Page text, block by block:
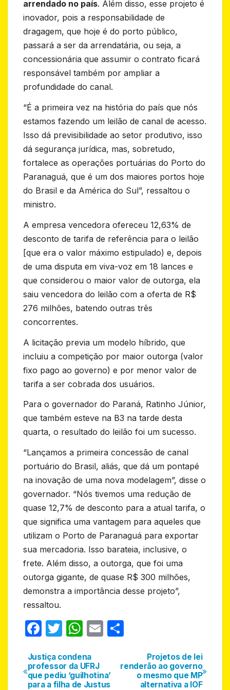
arrendado no país. Além disso, esse projeto é
inovador, pois a responsabilidade de
dragagem, que hoje é do porto público,
passará a ser da arrendatária, ou seja, a
concessionária que assumir o contrato ficará
responsável também por ampliar a
profundidade do canal.
“É a primeira vez na história do país que nós
estamos fazendo um leilão de canal de acesso.
Isso dá previsibilidade ao setor produtivo, isso
dá segurança jurídica, mas, sobretudo,
fortalece as operações portuárias do Porto do
Paranaguá, que é um dos maiores portos hoje
do Brasil e da América do Sul”, ressaltou o
ministro.
A empresa vencedora ofereceu 12,63% de
desconto de tarifa de referência para o leilão
[que era o valor máximo estipulado) e, depois
de uma disputa em viva-voz em 18 lances e
que considerou o maior valor de outorga, ela
saiu vencedora do leilão com a oferta de R$
276 milhões, batendo outras três
concorrentes.
A licitação previa um modelo híbrido, que
incluiu a competição por maior outorga (valor
fixo pago ao governo) e por menor valor de
tarifa a ser cobrada dos usuários.
Para o governador do Paraná, Ratinho Júnior,
que também esteve na B3 na tarde desta
quarta, o resultado do leilão foi um sucesso.
“Lançamos a primeira concessão de canal
portuário do Brasil, aliás, que dá um pontapé
na inovação de uma nova modelagem”, disse o
governador. “Nós tivemos uma redução de
quase 12,7% de desconto para a atual tarifa, o
que significa uma vantagem para aqueles que
utilizam o Porto de Paranaguá para exportar
sua mercadoria. Isso barateia, inclusive, o
frete. Além disso, a outorga, que foi uma
outorga gigante, de quase R$ 300 milhões,
demonstra a importância desse projeto”,
ressaltou.
F
c
e
T
itt
er
W
at
s
E
ar
Navegação
de
Projetos de lei
renderão ao governo
o mesmo que MP
alternativa a IOF
Justiça condena
professor da UFRJ
que pediu ‘guilhotina’
para a filha de Justus